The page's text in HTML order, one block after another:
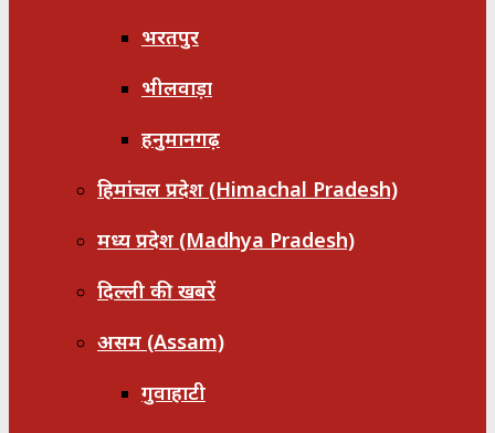
भरतपुर
भीलवाड़ा
हनुमानगढ़
हिमांचल प्रदेश (Himachal Pradesh)
मध्य प्रदेश (Madhya Pradesh)
दिल्ली की खबरें
असम (Assam)
गुवाहाटी